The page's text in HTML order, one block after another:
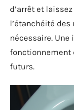
d’arrêt et
l’étanchéité
nécessaire.
fonctionnement
futurs.